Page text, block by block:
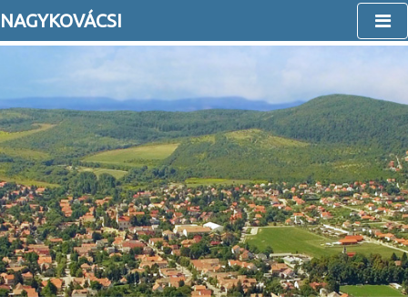
NAGYKOVÁCSI